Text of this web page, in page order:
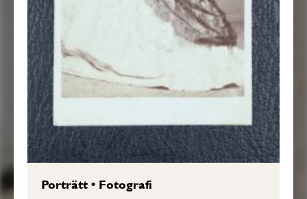
Porträtt• Fotografi